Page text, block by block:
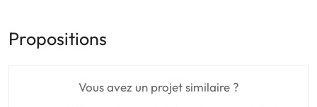
Propositions
Vous avez un projet similaire ?